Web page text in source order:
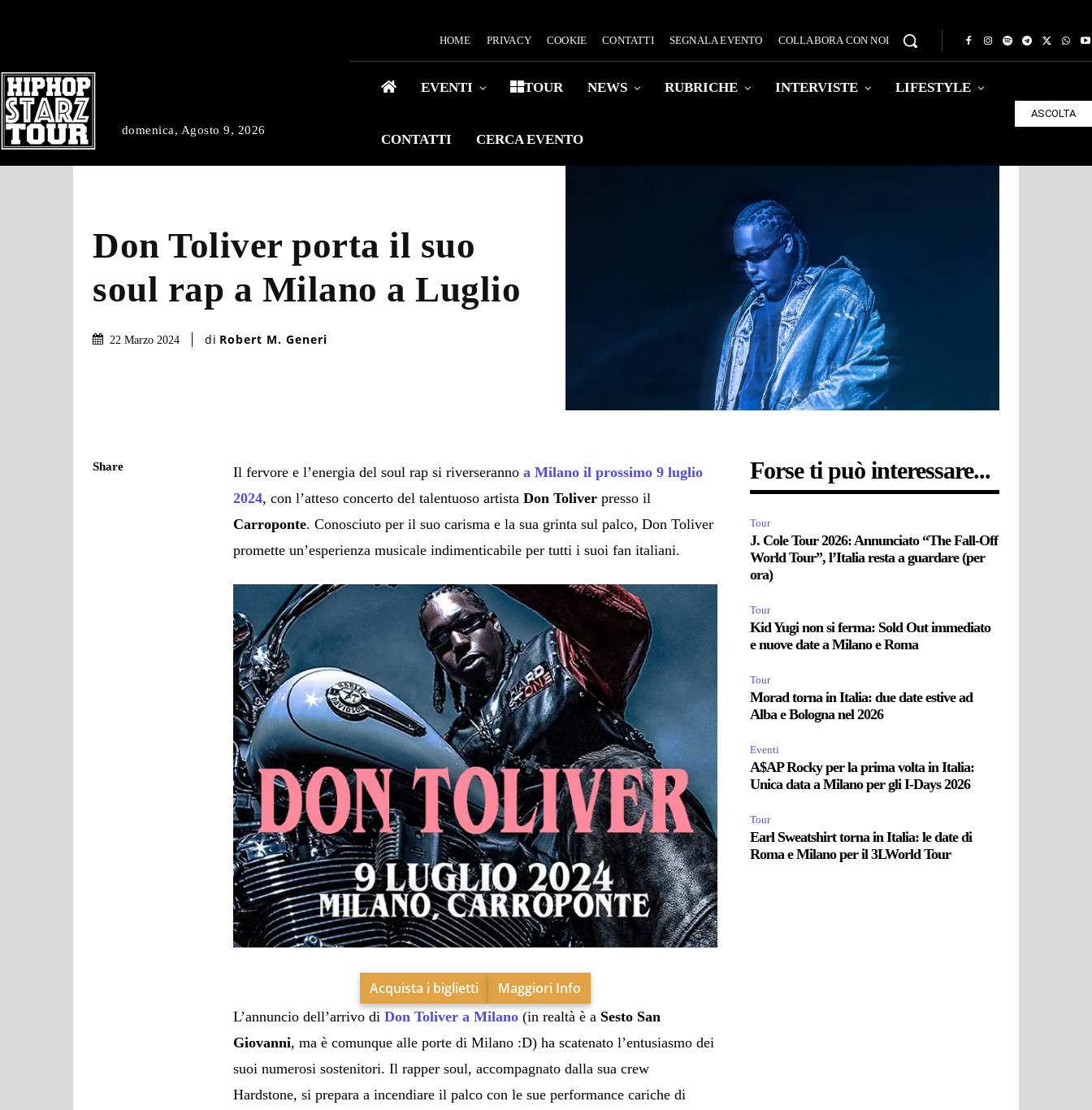
domenica, Agosto 9, 2026
HOME PRIVACY COOKIE CONTATTI SEGNALA EVENTO COLLABORA CON NOI
EVENTI TOUR NEWS RUBRICHE INTERVISTE LIFESTYLE
CONTATTI CERCA EVENTO
ASCOLTA
Don Toliver porta il suo
soul rap a Milano a Luglio
22 Marzo 2024 di Robert M. Generi
Share Il fervore e l’energia del soul rap si riverserannoa Milano il prossimo 9 luglio
2024, con l’atteso concerto del talentuoso artistaDon Toliverpresso il
Carroponte. Conosciuto per il suo carisma e la sua grinta sul palco, Don Toliver
promette un’esperienza musicale indimenticabile per tutti i suoi fan italiani.
Acquista i biglietti Maggiori Info
L’annuncio dell’arrivo diDon Toliver a Milano (in realtà è a Sesto San
Giovanni, ma è comunque alle porte di Milano :D) ha scatenato l’entusiasmo dei
suoi numerosi sostenitori. Il rapper soul, accompagnato dalla sua crew
Hardstone, si prepara a incendiare il palco con le sue performance cariche di
Forse ti può interessare...
Tour
J. Cole Tour 2026: Annunciato “The Fall-Off
World Tour”, l’Italia resta a guardare (per
ora)
Tour
Kid Yugi non si ferma: Sold Out immediato
e nuove date a Milano e Roma
Tour
Morad torna in Italia: due date estive ad
Alba e Bologna nel 2026
Eventi
A$AP Rocky per la prima volta in Italia:
Unica data a Milano per gli I-Days 2026
Tour
Earl Sweatshirt torna in Italia: le date di
Roma e Milano per il 3LWorld Tour